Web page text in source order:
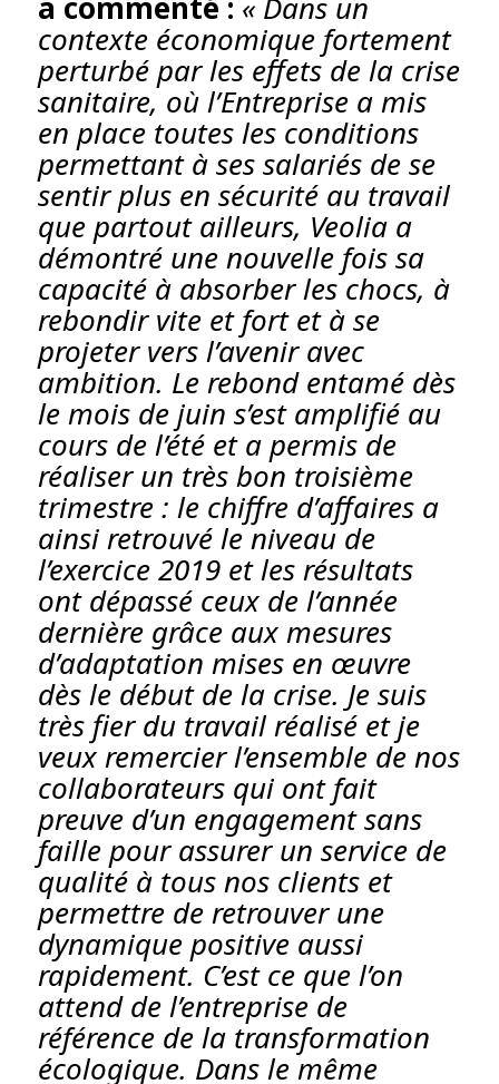
contexte économique fortement
perturbé par les effets de la crise
sanitaire, où l’Entreprise a mis
en place toutes les conditions
permettant à ses salariés de se
sentir plus en sécurité au travail
que partout ailleurs, Veolia a
démontré une nouvelle fois sa
capacité à absorber les chocs, à
rebondir vite et fort et à se
projeter vers l’avenir avec
ambition. Le rebond entamé dès
le mois de juin s’est amplifié au
cours de l’été et a permis de
réaliser un très bon troisième
trimestre : le chiffre d’affaires a
ainsi retrouvé le niveau de
l’exercice 2019 et les résultats
ont dépassé ceux de l’année
dernière grâce aux mesures
d’adaptation mises en œuvre
dès le début de la crise. Je suis
très fier du travail réalisé et je
veux remercier l’ensemble de nos
collaborateurs qui ont fait
preuve d’un engagement sans
faille pour assurer un service de
qualité à tous nos clients et
permettre de retrouver une
dynamique positive aussi
rapidement. C’est ce que l’on
attend de l’entreprise de
référence de la transformation
écologique. Dans le même